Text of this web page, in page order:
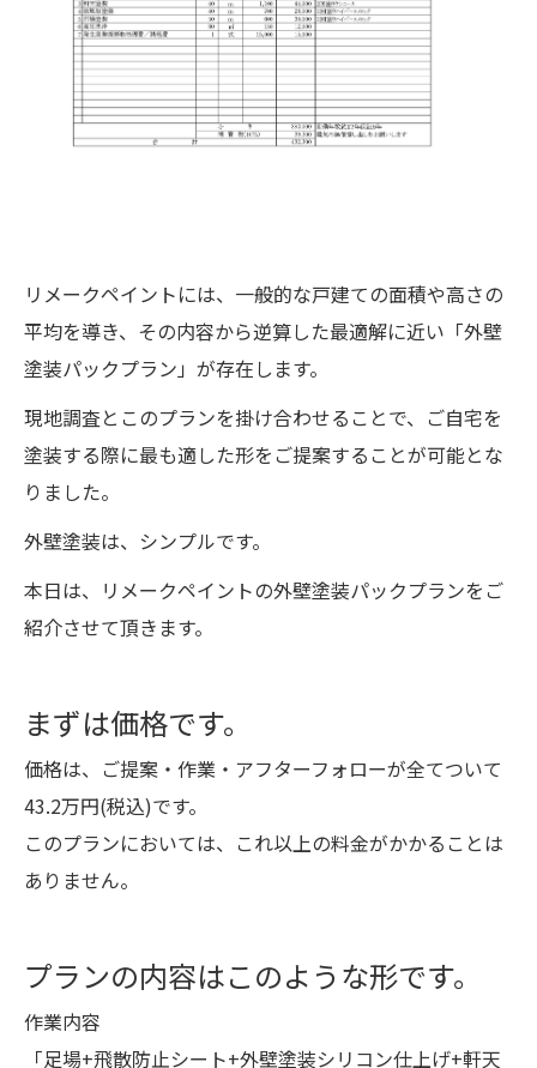
リメークペイントには、一般的な戸建ての面積や高さの
平均を導き、その内容から逆算した最適解に近い「外壁
塗装パックプラン」が存在します。
現地調査とこのプランを掛け合わせることで、ご自宅を
塗装する際に最も適した形をご提案することが可能とな
りました。
外壁塗装は、シンプルです。
本日は、リメークペイントの外壁塗装パックプランをご
紹介させて頂きます。
まずは価格です。
価格は、ご提案・作業・アフターフォローが全てついて
43.2万円(税込)です。
このプランにおいては、これ以上の料金がかかることは
ありません。
プランの内容はこのような形です。
作業内容
「足場+飛散防止シート+外壁塗装シリコン仕上げ+軒天